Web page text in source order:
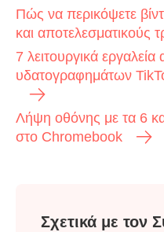
Βήμα 2.
Πώς να περικόψετε
και αποτελεσματικούς
7 λειτουργικά εργαλεία
υδατογραφημάτων
Λήψη οθόνης με τα 6
στο Chromebook
Σχετικά με τον